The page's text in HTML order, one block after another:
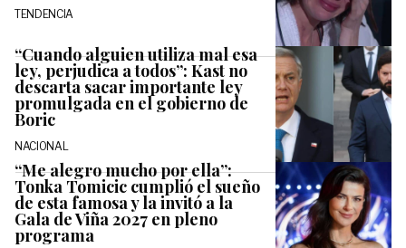
TENDENCIA
“Cuando alguien utiliza mal esa
ley, perjudica a todos”: Kast no
descarta sacar importante ley
promulgada en el gobierno de
Boric
NACIONAL
“Me alegro mucho por ella”:
Tonka Tomicic cumplió el sueño
de esta famosa y la invitó a la
Gala de Viña 2027 en pleno
programa